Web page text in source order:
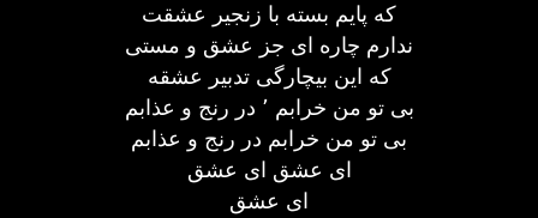
که پایم بسته با زنجیر عشقت
ندارم چاره ای جز عشق و مستی
که این بیچارگی تدبیر عشقه
بی تو من خرابم ٬ در رنج و عذابم
بی تو من خرابم در رنج و عذابم
ای عشق ای عشق
ای عشق